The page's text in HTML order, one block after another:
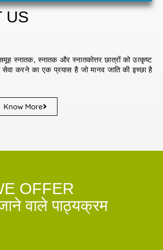
US
स्नातक, स्नातक और स्नातकोत्तर छात्रों को उत्कृष्ट
करने का एक प्रयास है जो मानव जाति की इच्छा है
Know More
OFFER
जाने वाले पाठ्यक्रम